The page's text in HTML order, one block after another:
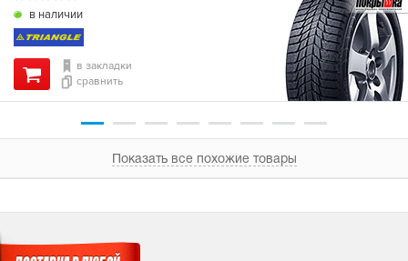
в наличии
в закладки
сравнить
Показать все похожие товары